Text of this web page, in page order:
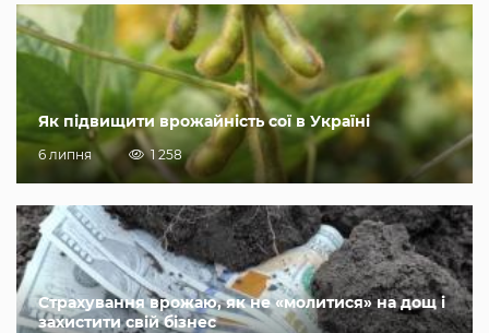
Як підвищити врожайність сої в Україні
6 липня 1 258
Страхування врожаю, як не «молитися» на дощ і
захистити свій бізнес